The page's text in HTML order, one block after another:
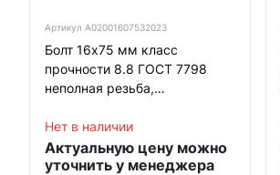
Артикул А02001607532023
Болт 16х75 мм класс
прочности 8.8 ГОСТ 7798
неполная резьба,
Нет в наличии
Актуальную цену можно
уточнить у менеджера